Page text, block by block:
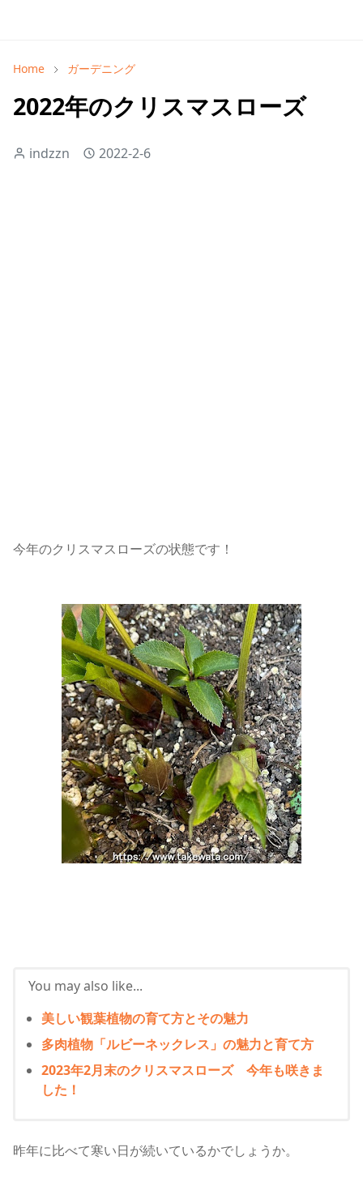
Home ガーデニング
2022年のクリスマスローズ
indzzn 2022-2-6
今年のクリスマスローズの状態です！
You may also like...
美しい観葉植物の育て方とその魅力
多肉植物「ルビーネックレス」の魅力と育て方
2023年2月末のクリスマスローズ 今年も咲きま
した！
昨年に比べて寒い日が続いているかでしょうか。